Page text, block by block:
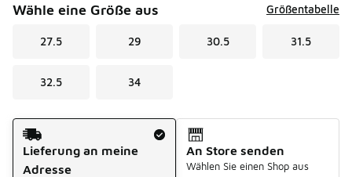
Wähle eine Größe aus Größentabelle
27.5 29 30.5 31.5
32.5 34
Versandart
Lieferung an meine
Adresse
An Store senden
Wählen Sie einen Shop aus